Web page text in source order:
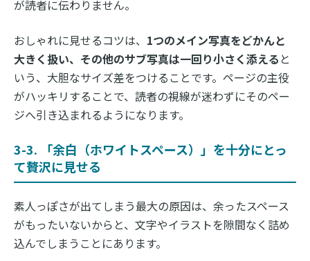
が読者に伝わりません。
おしゃれに見せるコツは、 1つのメイン写真をどかんと
大きく扱い、その他のサブ写真は一回り小さく添える と
いう、大胆なサイズ差をつけることです。ページの主役
がハッキリすることで、読者の視線が迷わずにそのペー
ジへ引き込まれるようになります。
3-3. 「余白（ホワイトスペース）」を十分にとっ
て贅沢に見せる
素人っぽさが出てしまう最大の原因は、余ったスペース
がもったいないからと、文字やイラストを隙間なく詰め
込んでしまうことにあります。